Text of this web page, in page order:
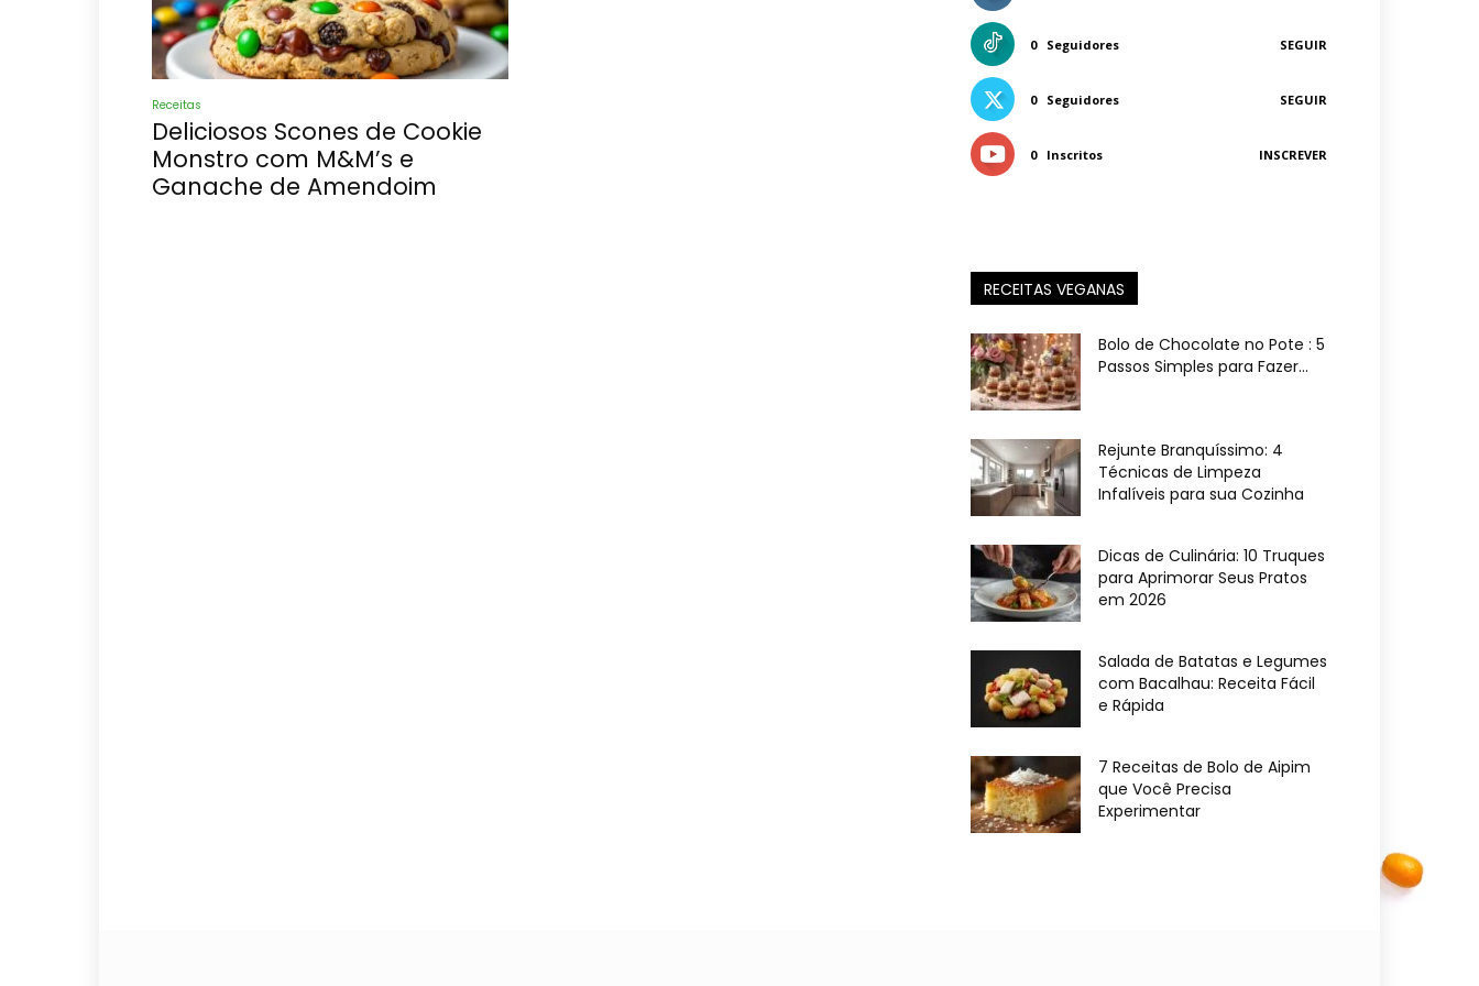
Receitas
Deliciosos Scones de Cookie
Monstro com M&M’s e
Ganache de Amendoim
0 Seguidores SEGUIR
0 Seguidores SEGUIR
0 Inscritos INSCREVER
RECEITAS VEGANAS
Bolo de Chocolate no Pote : 5
Passos Simples para Fazer...
Rejunte Branquíssimo: 4
Técnicas de Limpeza
Infalíveis para sua Cozinha
Dicas de Culinária: 10 Truques
para Aprimorar Seus Pratos
em 2026
Salada de Batatas e Legumes
com Bacalhau: Receita Fácil
e Rápida
7 Receitas de Bolo de Aipim
que Você Precisa
Experimentar